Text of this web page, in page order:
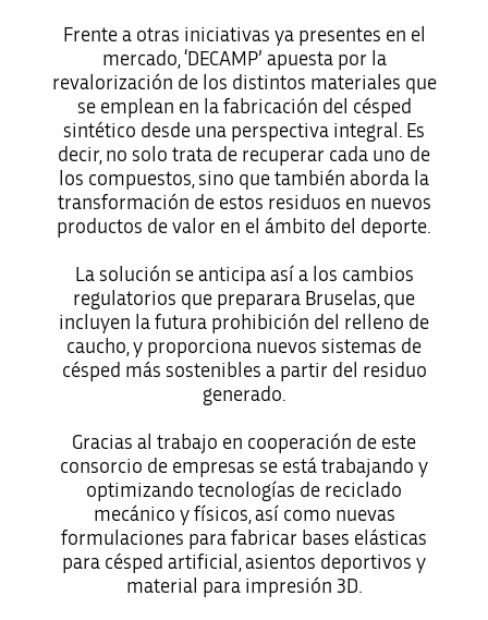
Frente a otras iniciativas ya presentes en el
mercado, ‘DECAMP’ apuesta por la
revalorización de los distintos materiales que
se emplean en la fabricación del césped
sintético desde una perspectiva integral. Es
decir, no solo trata de recuperar cada uno de
los compuestos, sino que también aborda la
transformación de estos residuos en nuevos
productos de valor en el ámbito del deporte.
La solución se anticipa así a los cambios
regulatorios que preparara Bruselas, que
incluyen la futura prohibición del relleno de
caucho, y proporciona nuevos sistemas de
césped más sostenibles a partir del residuo
generado.
Gracias al trabajo en cooperación de este
consorcio de empresas se está trabajando y
optimizando tecnologías de reciclado
mecánico y físicos, así como nuevas
formulaciones para fabricar bases elásticas
para césped artificial, asientos deportivos y
material para impresión 3D.